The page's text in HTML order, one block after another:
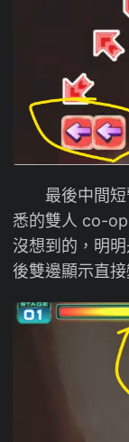
最後中間短
悉的雙人 co-
沒想到的，明
後雙邊顯示直接